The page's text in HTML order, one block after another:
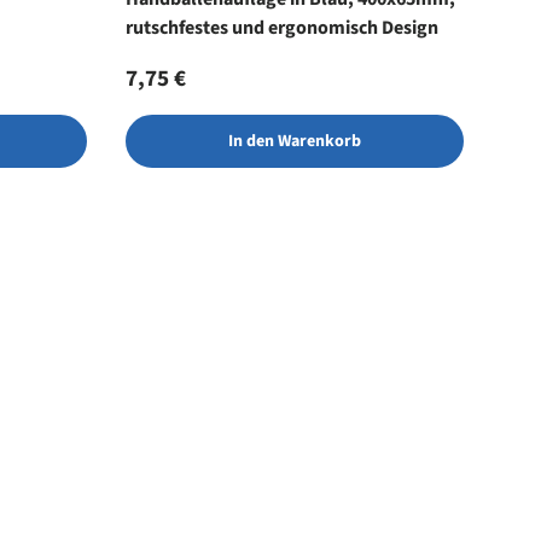
rutschfestes und ergonomisch Design
Normaler Preis
7,75 €
In den Warenkorb